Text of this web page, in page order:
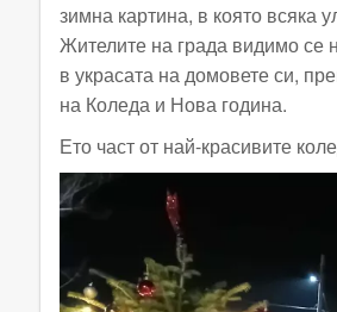
зимна картина, в която всяка
Жителите на града видимо се
в украсата на домовете си,
на Коледа и Нова година.
Ето част от най-красивите